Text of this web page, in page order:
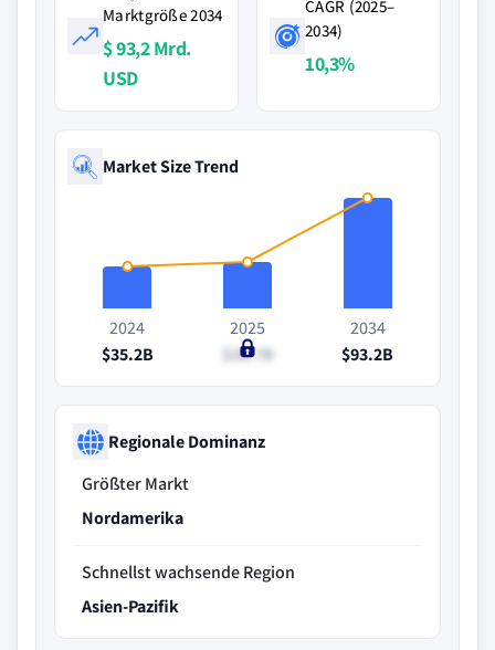
Marktgröße 2034
$ 93,2 Mrd.
USD
CAGR (2025–
2034)
10,3%
Market Size Trend
2024
$35.2B
2025
$38.7B
2034
$93.2B
Regionale Dominanz
Größter Markt
Nordamerika
Schnellst wachsende Region
Asien-Pazifik